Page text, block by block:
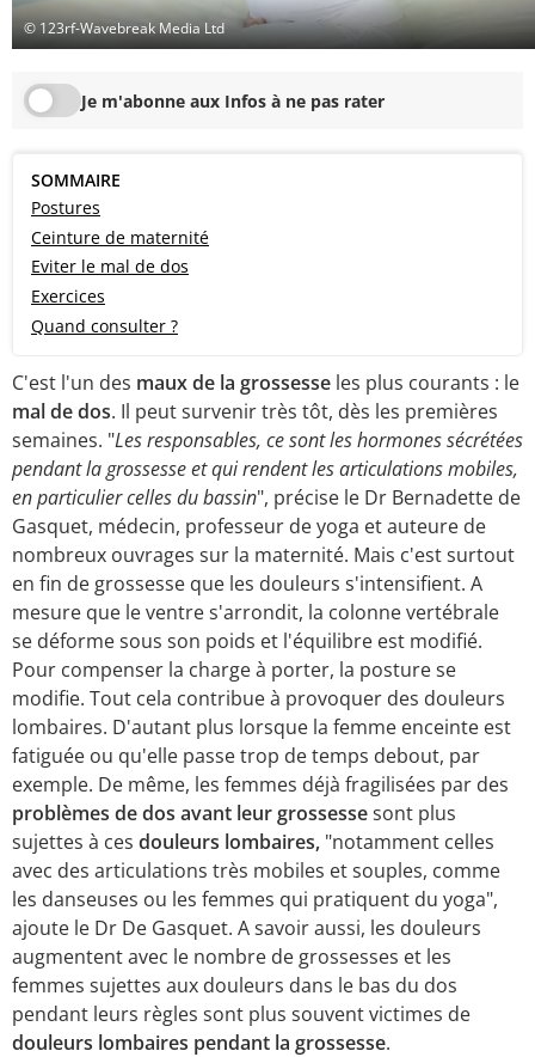
© 123rf-Wavebreak Media Ltd
Je m'abonne aux Infos à ne pas rater
SOMMAIRE
Postures
Ceinture de maternité
Eviter le mal de dos
Exercices
Quand consulter ?
C'est l'un des maux de la grossesse les plus courants : le
mal de dos. Il peut survenir très tôt, dès les premières
semaines. "Les responsables, ce sont les hormones sécrétées
pendant la grossesse et qui rendent les articulations mobiles,
en particulier celles du bassin", précise le Dr Bernadette de
Gasquet, médecin, professeur de yoga et auteure de
nombreux ouvrages sur la maternité. Mais c'est surtout
en fin de grossesse que les douleurs s'intensifient. A
mesure que le ventre s'arrondit, la colonne vertébrale
se déforme sous son poids et l'équilibre est modifié.
Pour compenser la charge à porter, la posture se
modifie. Tout cela contribue à provoquer des douleurs
lombaires. D'autant plus lorsque la femme enceinte est
fatiguée ou qu'elle passe trop de temps debout, par
exemple. De même, les femmes déjà fragilisées par des
problèmes de dos avant leur grossessesont plus
sujettes à ces douleurs lombaires, "notamment celles
avec des articulations très mobiles et souples, comme
les danseuses ou les femmes qui pratiquent du yoga",
ajoute le Dr De Gasquet. A savoir aussi, les douleurs
augmentent avec le nombre de grossesses et les
femmes sujettes aux douleurs dans le bas du dos
pendant leurs règles sont plus souvent victimes de
douleurs lombaires pendant la grossesse.